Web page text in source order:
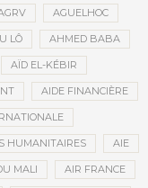
AGUELHOC
LÔ AHMED BABA
AÏD EL-KÉBIR
AIDE FINANCIÈRE
HUMANITAIRES AIE
MALI AIR FRANCE